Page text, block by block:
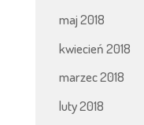
maj 2018
kwiecień 2018
marzec 2018
luty 2018